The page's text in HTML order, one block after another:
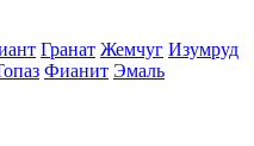
Гранат Жемчуг Изумруд
Фианит Эмаль